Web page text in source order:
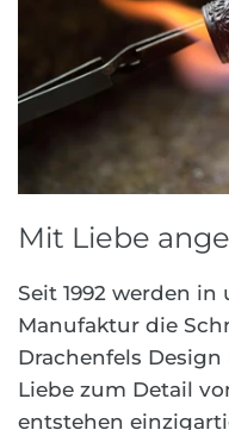
Mit Liebe
Seit 1992 werden
Manufaktur die
Drachenfels
Liebe zum Detail
entstehen